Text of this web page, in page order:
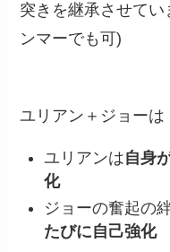
突きを継承させて
ンマーでも可)
ユリアン＋ジョーは
ユリアンは自身
化
ジョーの奮起の
たびに自己強化